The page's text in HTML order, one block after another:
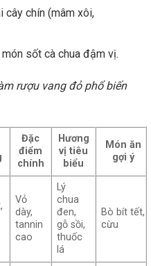
cây chín (mâm xôi,
sốt cà chua đậm vị.
rượu vang đỏ phổ biến
Đặc
điểm
chính
Hương
vị tiêu
biểu
Món ăn
gợi ý
Vỏ
dày,
tannin
cao
Lý
chua
đen,
gỗ sồi,
thuốc
lá
Bò bít tết,
cừu